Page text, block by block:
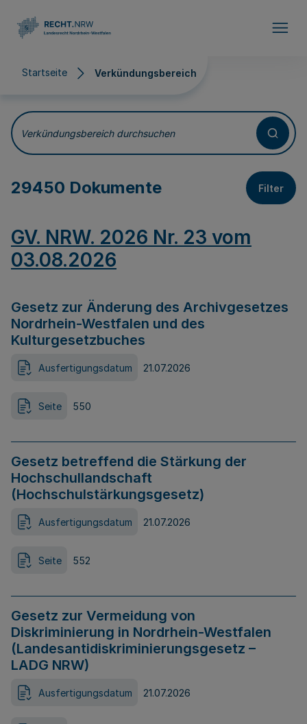
Startseite Verkündungsbereich
Verkündungsbereich
Verkündungsbereich durchsuchen
29450 Dokumente Filter
GV. NRW. 2026 Nr. 23 vom
03.08.2026
Gesetz zur Änderung des Archivgesetzes
Nordrhein-Westfalen und des
Kulturgesetzbuches
Ausfertigungsdatum 21.07.2026
Seite 550
Gesetz betreffend die Stärkung der
Hochschullandschaft
(Hochschulstärkungsgesetz)
Ausfertigungsdatum 21.07.2026
Seite 552
Gesetz zur Vermeidung von
Diskriminierung in Nordrhein-Westfalen
(Landesantidiskriminierungsgesetz –
LADG NRW)
Ausfertigungsdatum 21.07.2026